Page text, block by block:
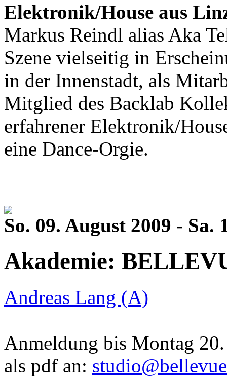
Elektronik/House aus
Markus Reindl alias Aka
Szene vielseitig in
in der Innenstadt, als
Mitglied des Backlab
erfahrener Elektronik/
eine Dance-Orgie.
So. 09. August 2009 - Sa.
Akademie:
Andreas Lang (A)
Anmeldung bis Montag
als pdf an: studio@